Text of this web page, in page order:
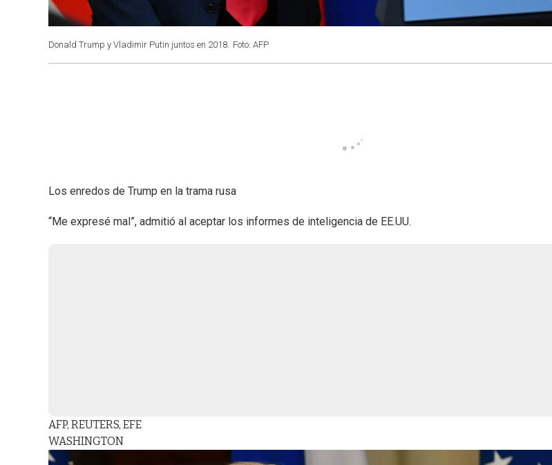
Donald Trump y Vladimir Putin juntos en 2018. Foto: AFP
Los enredos de Trump en la trama rusa
“Me expresé mal”, admitió al aceptar los informes de inteligencia de EE.UU.
AFP, REUTERS, EFE
WASHINGTON